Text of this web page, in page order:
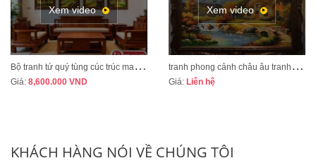
Xem video
B
ộ tranh tứ quý tùng cúc trúc mai tranh bốn mùa xuân hạ thu đông mã TQ13A
Giá: 8,600.000 VND
Xem video
t
ranh phong cảnh châu âu tranh sơn dầu cao cấp mã CA01
Giá: Liên hệ
KHÁCH HÀNG NÓI VỀ CHÚNG TÔI